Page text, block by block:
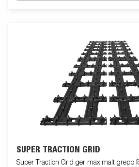
SUPER TRACTION GRID
Super Traction Grid ger maximalt grepp